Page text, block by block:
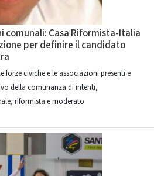
comunali: Casa Riformista-Italia
per definire il candidato
forze civiche e le associazioni presenti e
della comunanza di intenti,
riformista e moderato